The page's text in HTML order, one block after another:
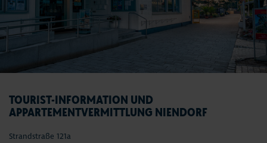
TOURIST-INFORMATION UND
APPARTEMENTVERMITTLUNG NIENDORF
Strandstraße 121a